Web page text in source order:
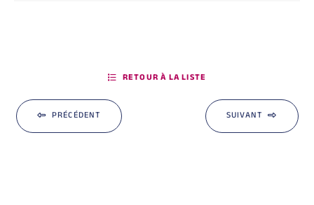
PRÉCÉDENT
RETOUR À LA LISTE
SUIVANT